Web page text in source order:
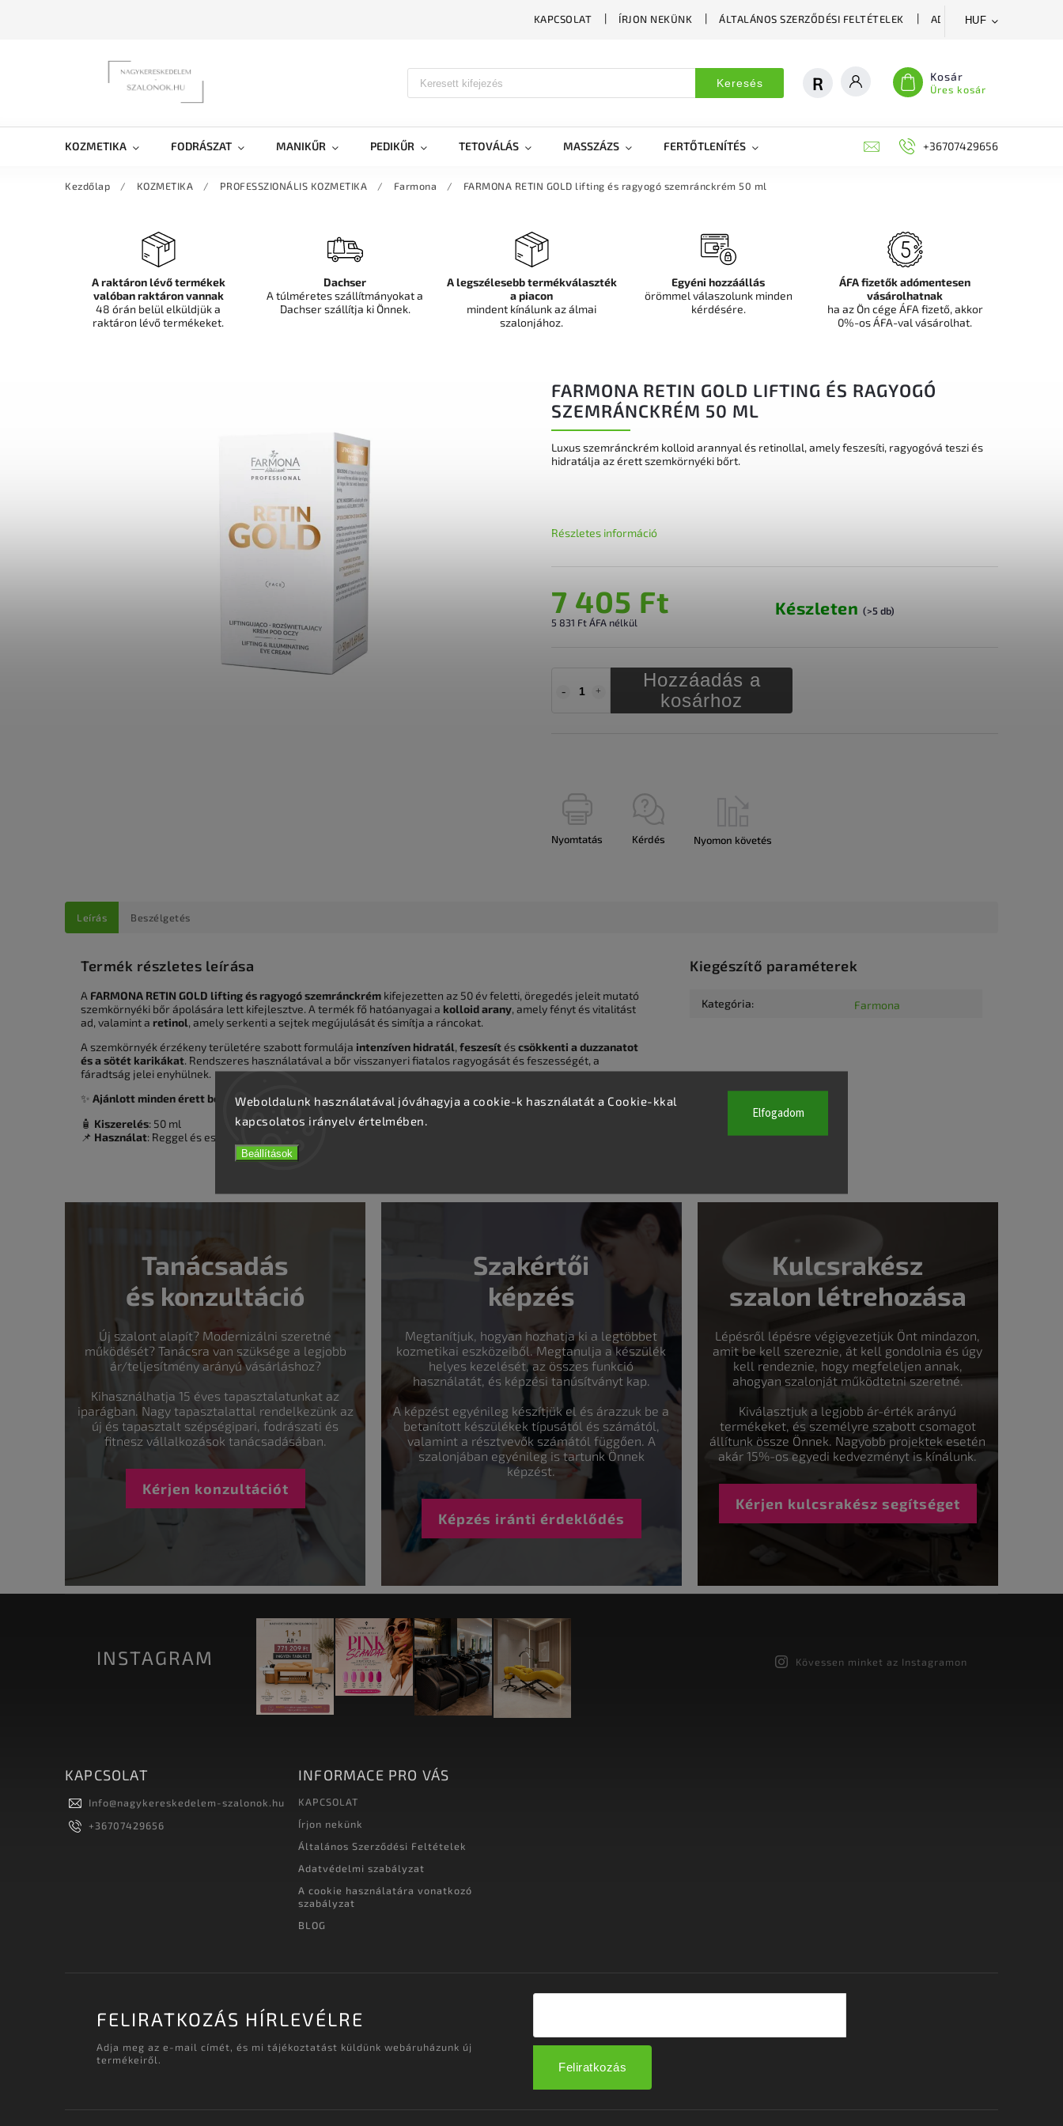
Weboldalunk használatával jóváhagyja a cookie-k használatát a Cookie-kkal
kapcsolatos irányelv értelmében.
Beállítások
Elfogadom
KAPCSOLAT ÍRJON NEKÜNK ÁLTALÁNOS SZERZŐDÉSI FELTÉTELEK ADATVÉDELMI
HUF
Keresés Kosár
Üres kosár
KOZMETIKA FODRÁSZAT MANIKŰR PEDIKŰR TETOVÁLÁS MASSZÁZS FERTŐTLENÍTÉS DEKORÁCIÓS FALPANEL, MŰNÖVÉNY FAL
+36707429656
Kezdőlap / KOZMETIKA / PROFESSZIONÁLIS KOZMETIKA / Farmona / FARMONA RETIN GOLD lifting és ragyogó szemránckrém 50 ml
FARMONA RETIN GOLD LIFTING ÉS RAGYOGÓ
SZEMRÁNCKRÉM 50 ML
7 405 Ft
5 831 Ft ÁFA nélkül
Készleten (>5 db)
Hozzáadás a
kosárhoz
Luxus szemránckrém kolloid arannyal és retinollal, amely feszesíti, ragyogóvá teszi és
hidratálja az érett szemkörnyéki bőrt.
Részletes információ
Nyomtatás Kérdés Nyomon követés
A raktáron lévő termékek
valóban raktáron vannak
48 órán belül elküldjük a
raktáron lévő termékeket.
Dachser
A túlméretes szállítmányokat a
Dachser szállítja ki Önnek.
A legszélesebb termékválaszték
a piacon
mindent kínálunk az álmai
szalonjához.
Egyéni hozzáállás
örömmel válaszolunk minden
kérdésére.
ÁFA fizetők adómentesen
vásárolhatnak
ha az Ön cége ÁFA fizető, akkor
0%-os ÁFA-val vásárolhat.
Leírás Beszélgetés
Termék részletes leírása
A FARMONA RETIN GOLD lifting és ragyogó szemránckrém kifejezetten az 50 év feletti, öregedés jeleit mutató
szemkörnyéki bőr ápolására lett kifejlesztve. A termék fő hatóanyagai a kolloid arany, amely fényt és vitalitást
ad, valamint a retinol, amely serkenti a sejtek megújulását és simítja a ráncokat.
A szemkörnyék érzékeny területére szabott formulája intenzíven hidratál, feszesítéscsökkenti a duzzanatot
és a sötét karikákat. Rendszeres használatával a bőr visszanyeri fiatalos ragyogását és feszességét, a
fáradtság jelei enyhülnek.
✨ Ajánlott minden érett bőrtípusra (50+), különösen a fáradt, fakó és megereszkedett szemkörnyékre.
🧴 Kiszerelés: 50 ml
📌 Használat: Reggel és este vigye fel a szemkörnyék finom bőrére, gyengéden ütögetve.
Kiegészítő paraméterek
Kategória: Farmona
Tanácsadás
és konzultáció
Új szalont alapít? Modernizálni szeretné
működését? Tanácsra van szüksége a legjobb
ár/teljesítmény arányú vásárláshoz?
Kihasználhatja 15 éves tapasztalatunkat az
iparágban. Nagy tapasztalattal rendelkezünk az
új és tapasztalt szépségipari, fodrászati és
fitnesz vállalkozások tanácsadásában.
Kérjen konzultációt
Szakértői
képzés
Megtanítjuk, hogyan hozhatja ki a legtöbbet
kozmetikai eszközeiből. Megtanulja a készülék
helyes kezelését, az összes funkció
használatát, és képzési tanúsítványt kap.
A képzést egyénileg készítjük el és árazzuk be a
betanított készülékek típusától és számától,
valamint a résztvevők számától függően. A
szalonjában egyénileg is tartunk Önnek
képzést.
Képzés iránti érdeklődés
Kulcsrakész
szalon létrehozása
Lépésről lépésre végigvezetjük Önt mindazon,
amit be kell szereznie, át kell gondolnia és úgy
kell rendeznie, hogy megfeleljen annak,
ahogyan szalonját működtetni szeretné.
Kiválasztjuk a legjobb ár-érték arányú
termékeket, és személyre szabott csomagot
állítunk össze Önnek. Nagyobb projektek esetén
akár 15%-os egyedi kedvezményt is kínálunk.
Kérjen kulcsrakész segítséget
INSTAGRAM Kövessen minket az Instagramon
KAPCSOLAT
Info@nagykereskedelem-szalonok.hu
+36707429656
INFORMACE PRO VÁS
KAPCSOLAT
Írjon nekünk
Általános Szerződési Feltételek
Adatvédelmi szabályzat
A cookie használatára vonatkozó
szabályzat
BLOG
FELIRATKOZÁS HÍRLEVÉLRE
Adja meg az e-mail címét, és mi tájékoztatást küldünk webáruházunk új
termékeiről.
Feliratkozás